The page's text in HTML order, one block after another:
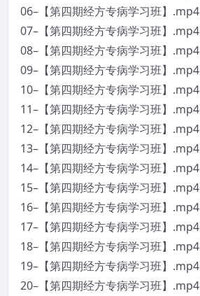
06–【第四期经方专病学习班】.mp4
07–【第四期经方专病学习班】.mp4
08–【第四期经方专病学习班】.mp4
09–【第四期经方专病学习班】.mp4
10–【第四期经方专病学习班】.mp4
11–【第四期经方专病学习班】.mp4
12–【第四期经方专病学习班】.mp4
13–【第四期经方专病学习班】.mp4
14–【第四期经方专病学习班】.mp4
15–【第四期经方专病学习班】.mp4
16–【第四期经方专病学习班】.mp4
17–【第四期经方专病学习班】.mp4
18–【第四期经方专病学习班】.mp4
19–【第四期经方专病学习班】.mp4
20–【第四期经方专病学习班】.mp4